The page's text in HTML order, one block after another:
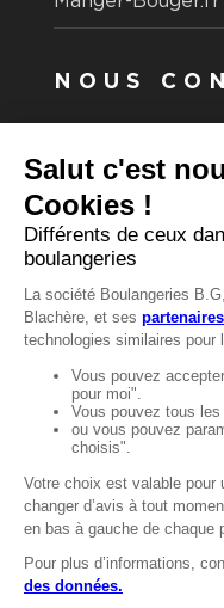
NOUS
Vous souhaitez
Consultez notre
FAQ
Recrutement
Mentions légales
Protection des
LignÉthique
Caractéristiques